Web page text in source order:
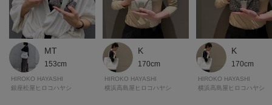
MT
153cm
HIROKO HAYASHI
銀座松屋ヒロコハヤシ
K
170cm
HIROKO HAYASHI
横浜高島屋ヒロコハヤシ
K
170cm
HIROKO HAYASHI
横浜高島屋ヒロコハヤシ